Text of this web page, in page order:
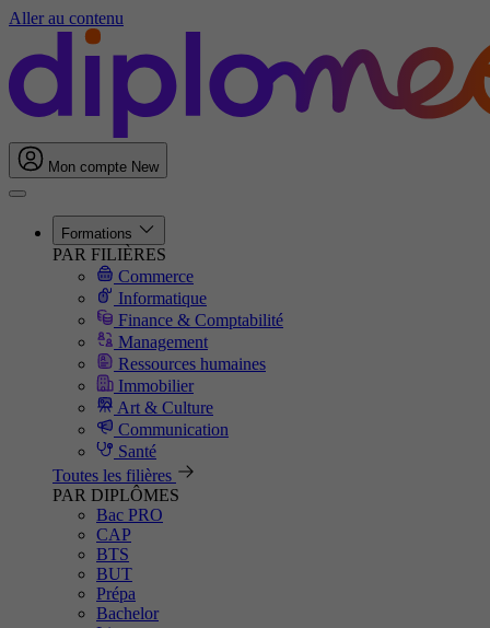
Aller au contenu
Mon compte New
Formations
PAR FILIÈRES
Commerce
Informatique
Finance & Comptabilité
Management
Ressources humaines
Immobilier
Art & Culture
Communication
Santé
Toutes les filières
PAR DIPLÔMES
Bac PRO
CAP
BTS
BUT
Prépa
Bachelor